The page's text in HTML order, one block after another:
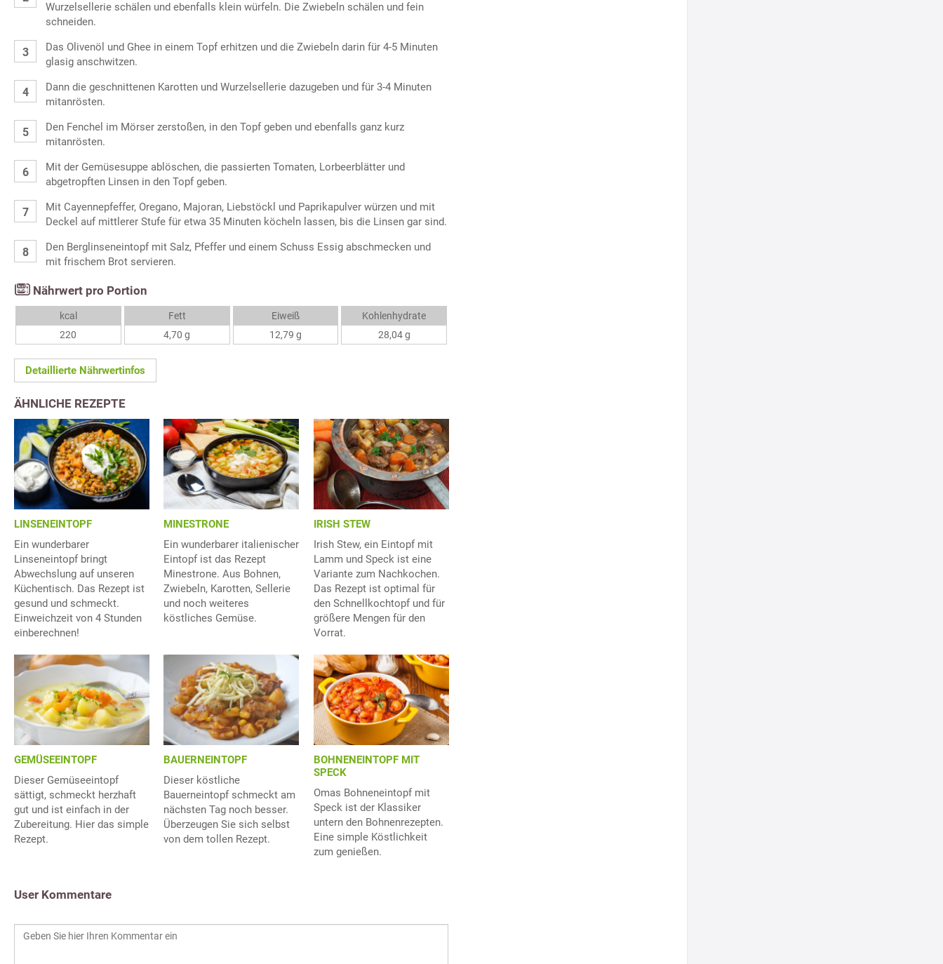
Wurzelsellerie schälen und ebenfalls klein würfeln. Die Zwiebeln schälen und fein
schneiden.
Das Olivenöl und Ghee in einem Topf erhitzen und die Zwiebeln darin für 4-5 Minuten
glasig anschwitzen.
Dann die geschnittenen Karotten und Wurzelsellerie dazugeben und für 3-4 Minuten
mitanrösten.
Den Fenchel im Mörser zerstoßen, in den Topf geben und ebenfalls ganz kurz
mitanrösten.
Mit der Gemüsesuppe ablöschen, die passierten Tomaten, Lorbeerblätter und
abgetropften Linsen in den Topf geben.
Mit Cayennepfeffer, Oregano, Majoran, Liebstöckl und Paprikapulver würzen und mit
Deckel auf mittlerer Stufe für etwa 35 Minuten köcheln lassen, bis die Linsen gar sind.
Den Berglinseneintopf mit Salz, Pfeffer und einem Schuss Essig abschmecken und
mit frischem Brot servieren.
Nährwert pro Portion
kcal
220
Fett
4,70 g
Eiweiß
12,79 g
Kohlenhydrate
28,04 g
Detaillierte Nährwertinfos
ÄHNLICHE REZEPTE
LINSENEINTOPF
Ein wunderbarer
Linseneintopf bringt
Abwechslung auf unseren
Küchentisch. Das Rezept ist
gesund und schmeckt.
Einweichzeit von 4 Stunden
einberechnen!
MINESTRONE
Ein wunderbarer italienischer
Eintopf ist das Rezept
Minestrone. Aus Bohnen,
Zwiebeln, Karotten, Sellerie
und noch weiteres
köstliches Gemüse.
IRISH STEW
Irish Stew, ein Eintopf mit
Lamm und Speck ist eine
Variante zum Nachkochen.
Das Rezept ist optimal für
den Schnellkochtopf und für
größere Mengen für den
Vorrat.
GEMÜSEEINTOPF
Dieser Gemüseeintopf
sättigt, schmeckt herzhaft
gut und ist einfach in der
Zubereitung. Hier das simple
Rezept.
BAUERNEINTOPF
Dieser köstliche
Bauerneintopf schmeckt am
nächsten Tag noch besser.
Überzeugen Sie sich selbst
von dem tollen Rezept.
BOHNENEINTOPF MIT
SPECK
Omas Bohneneintopf mit
Speck ist der Klassiker
untern den Bohnenrezepten.
Eine simple Köstlichkeit
zum genießen.
User Kommentare